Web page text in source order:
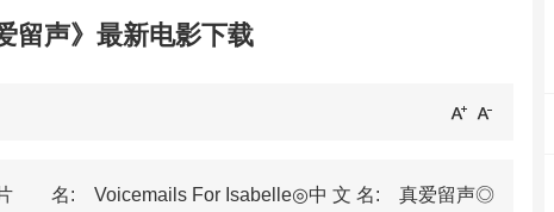
留声》最新电影下载
◎片 名: Voicemails For Isabelle◎中 文 名: 真爱留声◎